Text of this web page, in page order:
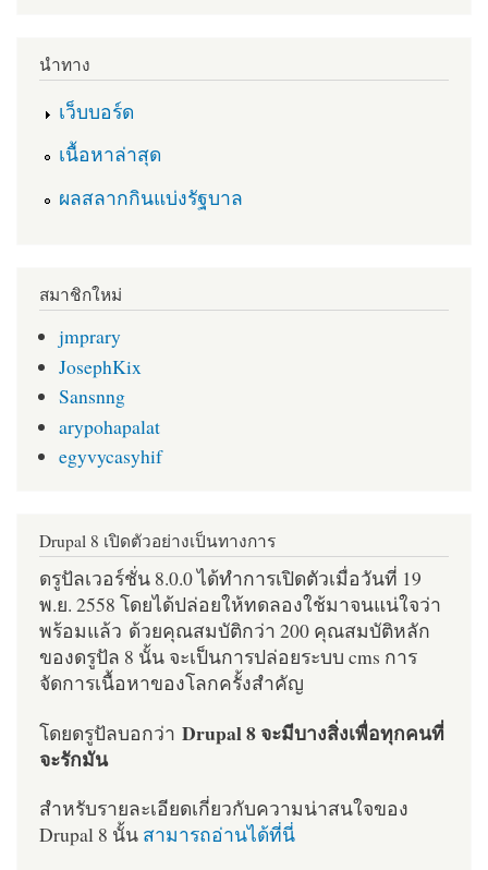
นำทาง
เว็บบอร์ด
เนื้อหาล่าสุด
ผลสลากกินแบ่งรัฐบาล
สมาชิกใหม่
jmprary
JosephKix
Sansnng
arypohapalat
egyvycasyhif
Drupal 8 เปิดตัวอย่างเป็นทางการ
ดรูปัลเวอร์ชั่น 8.0.0 ได้ทำการเปิดตัวเมื่อวันที่ 19
พ.ย. 2558 โดยได้ปล่อยให้ทดลองใช้มาจนแน่ใจว่า
พร้อมแล้ว ด้วยคุณสมบัติกว่า 200 คุณสมบัติหลัก
ของดรูปัล 8 นั้น จะเป็นการปล่อยระบบ cms การ
จัดการเนื้อหาของโลกครั้งสำคัญ
โดยดรูปัลบอกว่า Drupal 8 จะมีบางสิ่งเพื่อทุกคนที่
จะรักมัน
สำหรับรายละเอียดเกี่ยวกับความน่าสนใจของ
Drupal 8 นั้น สามารถอ่านได้ที่นี่